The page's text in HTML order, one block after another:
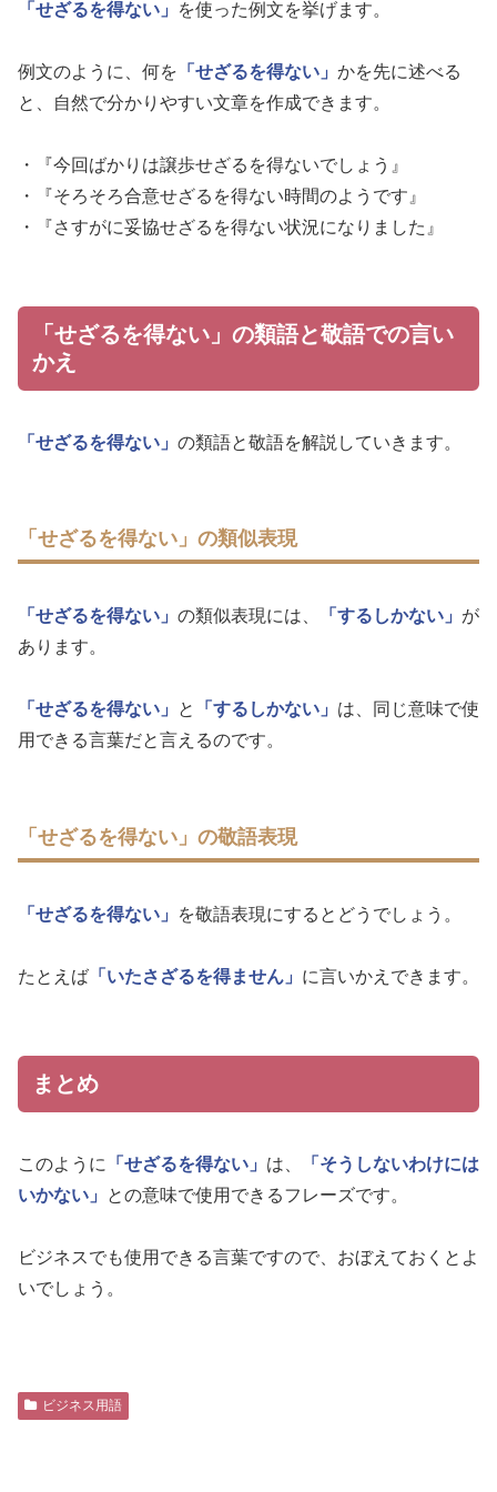
「せざるを得ない」 を使った例文を挙げます。
例文のように、何を 「せざるを得ない」 かを先に述べる
と、自然で分かりやすい文章を作成できます。
・『今回ばかりは譲歩せざるを得ないでしょう』
・『そろそろ合意せざるを得ない時間のようです』
・『さすがに妥協せざるを得ない状況になりました』
「せざるを得ない」の類語と敬語での言い
かえ
「せざるを得ない」 の類語と敬語を解説していきます。
「せざるを得ない」の類似表現
「せざるを得ない」 の類似表現には、 「するしかない」 が
あります。
「せざるを得ない」 と 「するしかない」 は、同じ意味で使
用できる言葉だと言えるのです。
「せざるを得ない」の敬語表現
「せざるを得ない」 を敬語表現にするとどうでしょう。
たとえば 「いたさざるを得ません」 に言いかえできます。
まとめ
このように 「せざるを得ない」 は、
「そうしないわけには
いかない」
との意味で使用できるフレーズです。
ビジネスでも使用できる言葉ですので、おぼえておくとよ
いでしょう。
ビジネス用語